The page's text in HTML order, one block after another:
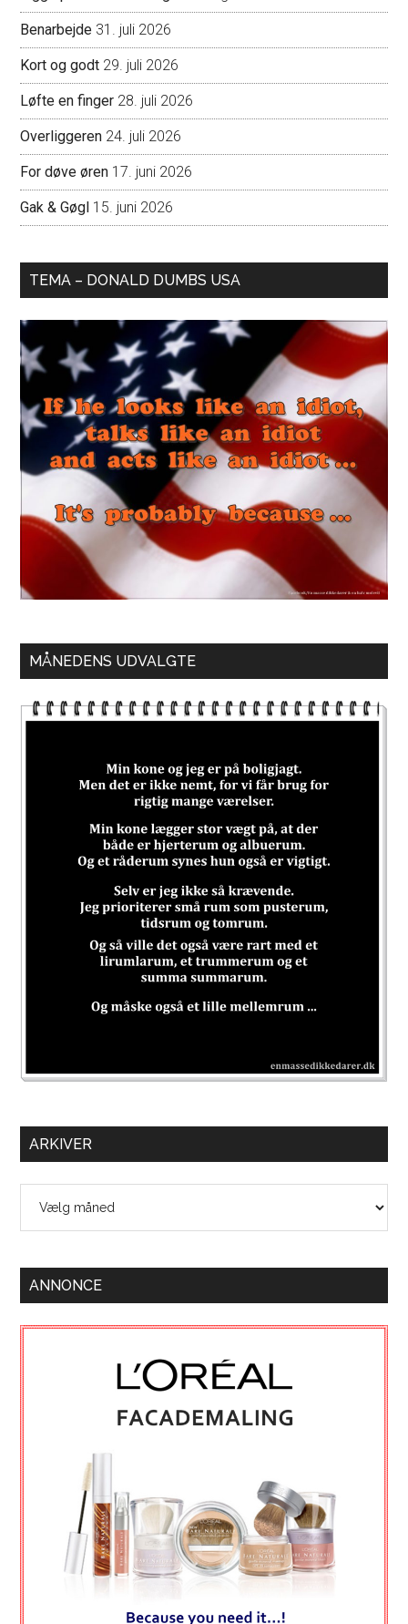
Benarbejde 31. juli 2026
Kort og godt 29. juli 2026
Løfte en finger 28. juli 2026
Overliggeren 24. juli 2026
For døve øren 17. juni 2026
Gak & Gøgl 15. juni 2026
TEMA – DONALD DUMBS USA
MÅNEDENS UDVALGTE
ARKIVER
ANNONCE